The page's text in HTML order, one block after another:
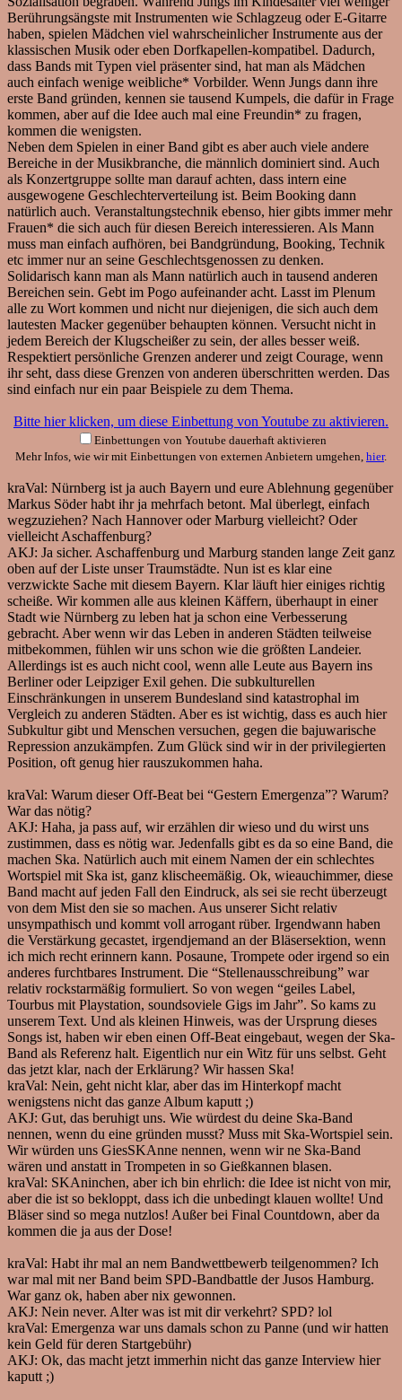
Berührungsängste mit Instrumenten wie Schlagzeug oder E-Gitarre
haben, spielen Mädchen viel wahrscheinlicher Instrumente aus der
klassischen Musik oder eben Dorfkapellen-kompatibel. Dadurch,
dass Bands mit Typen viel präsenter sind, hat man als Mädchen
auch einfach wenige weibliche* Vorbilder. Wenn Jungs dann ihre
erste Band gründen, kennen sie tausend Kumpels, die dafür in Frage
kommen, aber auf die Idee auch mal eine Freundin* zu fragen,
kommen die wenigsten.
Neben dem Spielen in einer Band gibt es aber auch viele andere
Bereiche in der Musikbranche, die männlich dominiert sind. Auch
als Konzertgruppe sollte man darauf achten, dass intern eine
ausgewogene Geschlechterverteilung ist. Beim Booking dann
natürlich auch. Veranstaltungstechnik ebenso, hier gibts immer mehr
Frauen* die sich auch für diesen Bereich interessieren. Als Mann
muss man einfach aufhören, bei Bandgründung, Booking, Technik
etc immer nur an seine Geschlechtsgenossen zu denken.
Solidarisch kann man als Mann natürlich auch in tausend anderen
Bereichen sein. Gebt im Pogo aufeinander acht. Lasst im Plenum
alle zu Wort kommen und nicht nur diejenigen, die sich auch dem
lautesten Macker gegenüber behaupten können. Versucht nicht in
jedem Bereich der Klugscheißer zu sein, der alles besser weiß.
Respektiert persönliche Grenzen anderer und zeigt Courage, wenn
ihr seht, dass diese Grenzen von anderen überschritten werden. Das
sind einfach nur ein paar Beispiele zu dem Thema.
Bitte hier klicken, um diese Einbettung von Youtube zu aktivieren.
Einbettungen von Youtube dauerhaft aktivieren
Mehr Infos, wie wir mit Einbettungen von externen Anbietern umgehen, hier.
kraVal: Nürnberg ist ja auch Bayern und eure Ablehnung gegenüber
Markus Söder habt ihr ja mehrfach betont. Mal überlegt, einfach
wegzuziehen? Nach Hannover oder Marburg vielleicht? Oder
vielleicht Aschaffenburg?
AKJ: Ja sicher. Aschaffenburg und Marburg standen lange Zeit ganz
oben auf der Liste unser Traumstädte. Nun ist es klar eine
verzwickte Sache mit diesem Bayern. Klar läuft hier einiges richtig
scheiße. Wir kommen alle aus kleinen Käffern, überhaupt in einer
Stadt wie Nürnberg zu leben hat ja schon eine Verbesserung
gebracht. Aber wenn wir das Leben in anderen Städten teilweise
mitbekommen, fühlen wir uns schon wie die größten Landeier.
Allerdings ist es auch nicht cool, wenn alle Leute aus Bayern ins
Berliner oder Leipziger Exil gehen. Die subkulturellen
Einschränkungen in unserem Bundesland sind katastrophal im
Vergleich zu anderen Städten. Aber es ist wichtig, dass es auch hier
Subkultur gibt und Menschen versuchen, gegen die bajuwarische
Repression anzukämpfen. Zum Glück sind wir in der privilegierten
Position, oft genug hier rauszukommen haha.
kraVal: Warum dieser Off-Beat bei “Gestern Emergenza”? Warum?
War das nötig?
AKJ: Haha, ja pass auf, wir erzählen dir wieso und du wirst uns
zustimmen, dass es nötig war. Jedenfalls gibt es da so eine Band, die
machen Ska. Natürlich auch mit einem Namen der ein schlechtes
Wortspiel mit Ska ist, ganz klischeemäßig. Ok, wieauchimmer, diese
Band macht auf jeden Fall den Eindruck, als sei sie recht überzeugt
von dem Mist den sie so machen. Aus unserer Sicht relativ
unsympathisch und kommt voll arrogant rüber. Irgendwann haben
die Verstärkung gecastet, irgendjemand an der Bläsersektion, wenn
ich mich recht erinnern kann. Posaune, Trompete oder irgend so ein
anderes furchtbares Instrument. Die “Stellenausschreibung” war
relativ rockstarmäßig formuliert. So von wegen “geiles Label,
Tourbus mit Playstation, soundsoviele Gigs im Jahr”. So kams zu
unserem Text. Und als kleinen Hinweis, was der Ursprung dieses
Songs ist, haben wir eben einen Off-Beat eingebaut, wegen der Ska-
Band als Referenz halt. Eigentlich nur ein Witz für uns selbst. Geht
das jetzt klar, nach der Erklärung? Wir hassen Ska!
kraVal: Nein, geht nicht klar, aber das im Hinterkopf macht
wenigstens nicht das ganze Album kaputt ;)
AKJ: Gut, das beruhigt uns. Wie würdest du deine Ska-Band
nennen, wenn du eine gründen musst? Muss mit Ska-Wortspiel sein.
Wir würden uns GiesSKAnne nennen, wenn wir ne Ska-Band
wären und anstatt in Trompeten in so Gießkannen blasen.
kraVal: SKAninchen, aber ich bin ehrlich: die Idee ist nicht von mir,
aber die ist so bekloppt, dass ich die unbedingt klauen wollte! Und
Bläser sind so mega nutzlos! Außer bei Final Countdown, aber da
kommen die ja aus der Dose!
kraVal: Habt ihr mal an nem Bandwettbewerb teilgenommen? Ich
war mal mit ner Band beim SPD-Bandbattle der Jusos Hamburg.
War ganz ok, haben aber nix gewonnen.
AKJ: Nein never. Alter was ist mit dir verkehrt? SPD? lol
kraVal: Emergenza war uns damals schon zu Panne (und wir hatten
kein Geld für deren Startgebühr)
AKJ: Ok, das macht jetzt immerhin nicht das ganze Interview hier
kaputt ;)